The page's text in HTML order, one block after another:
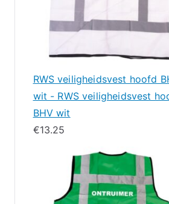
RWS veiligheidsvest hoofd
wit - RWS veiligheidsvest
BHV wit
€13.25